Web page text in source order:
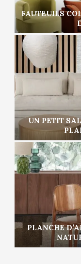
FAUTEUILS
UN PETIT
PLANCHE